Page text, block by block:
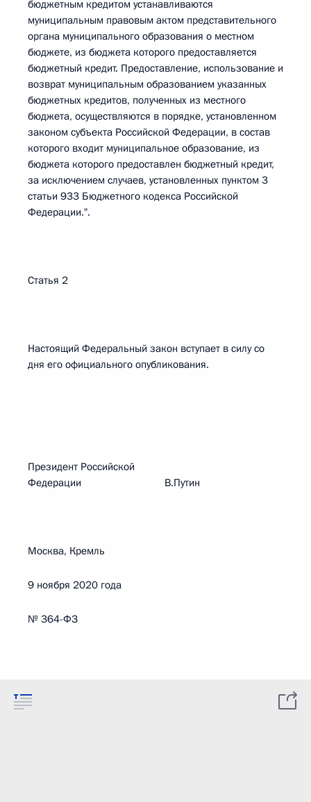
бюджетным кредитом устанавливаются
муниципальным правовым актом представительного
органа муниципального образования о местном
бюджете, из бюджета которого предоставляется
бюджетный кредит. Предоставление, использование и
возврат муниципальным образованием указанных
бюджетных кредитов, полученных из местного
бюджета, осуществляются в порядке, установленном
законом субъекта Российской Федерации, в состав
которого входит муниципальное образование, из
бюджета которого предоставлен бюджетный кредит,
за исключением случаев, установленных пунктом 3
статьи 933 Бюджетного кодекса Российской
Федерации.".
Статья 2
Настоящий Федеральный закон вступает в силу со
дня его официального опубликования.
Президент Российской
Федерации В.Путин
Москва, Кремль
9 ноября 2020 года
№ 364-ФЗ